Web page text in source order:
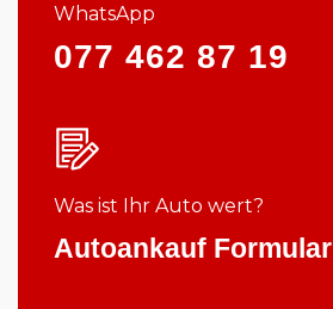
WhatsApp
077 462 87 19
Was ist Ihr Auto wert?
Autoankauf Formular